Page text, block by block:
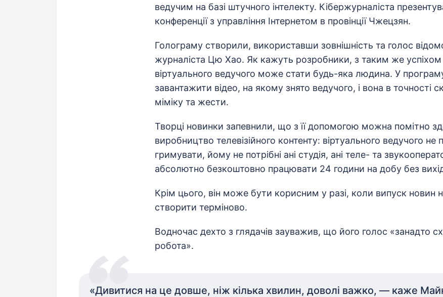
ведучим на базі штучного інтелекту. Кібержурналіста
конференції з управління Інтернетом в провінції Чжецзян.
Голограму створили, використавши зовнішність та голос
журналіста Цю Хао. Як кажуть розробники, з таким же
віртуального ведучого може стати будь-яка людина. У
завантажити відео, на якому знято ведучого, і вона в точності
міміку та жести.
Творці новинки запевнили, що з її допомогою можна помітно
виробництво телевізійного контенту: віртуального ведучого не
гримувати, йому не потрібні ані студія, ані теле- та
абсолютно безкоштовно працювати 24 години на добу без
Крім цього, він може бути корисним у разі, коли випуск новин
створити терміново.
Водночас дехто з глядачів зауважив, що його голос «занадто
робота».
«Дивитися на це довше, ніж кілька хвилин, доволі важко, — каже